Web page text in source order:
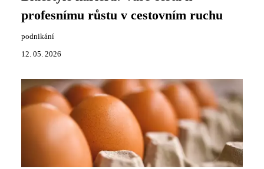
profesnímu růstu v cestovním ruchu
podnikání
12. 05. 2026